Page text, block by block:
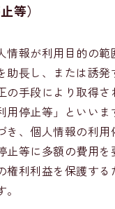
等）
報が利用目的の
⻑し、または誘
の手段により取得
用停止等」といい
き、個人情報の利
止等に多額の費用
利利益を保護す